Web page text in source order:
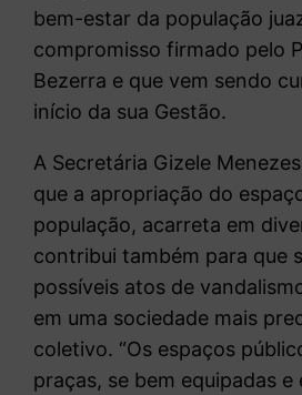
bem-estar da população
compromisso firmado pelo
Bezerra e que vem sendo
início da sua Gestão.
A Secretária Gizele
que a apropriação do
população, acarreta em
contribui também para que
possíveis atos de
em uma sociedade mais
coletivo. “Os espaços
praças, se bem equipadas